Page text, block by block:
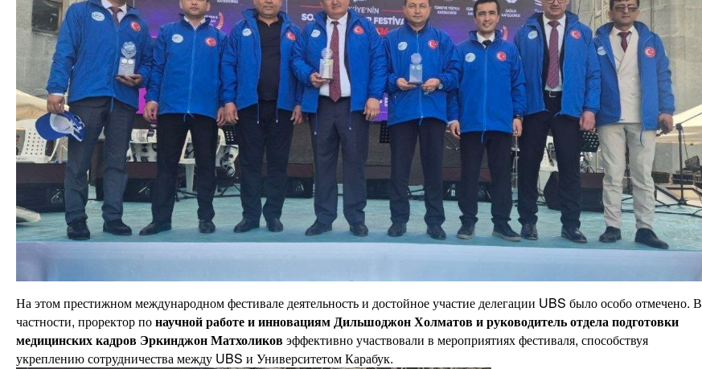
На этом престижном международном фестивале деятельность и достойное участие делегации UBS было особо отмечено. В
частности, проректор понаучной работе и инновациям Дильшоджон Холматов и руководитель отдела подготовки
медицинских кадров Эркинджон Матхоликовэффективно участвовали в мероприятиях фестиваля, способствуя
укреплению сотрудничества между UBS и Университетом Карабук.